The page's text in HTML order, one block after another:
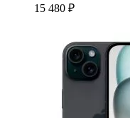
15 480 ₽